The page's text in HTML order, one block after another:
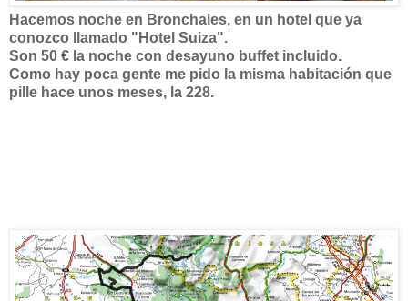
Hacemos noche en Bronchales, en un hotel que ya
conozco llamado "Hotel Suiza".
Son 50 € la noche con desayuno buffet incluido.
Como hay poca gente me pido la misma habitación que
pille hace unos meses, la 228.